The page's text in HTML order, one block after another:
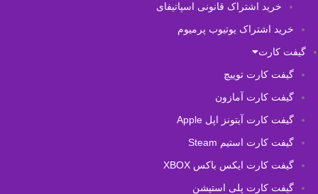
خرید اشتراک قانونی اسپاتیفای
خرید اشتراک یوتیوب پرمیوم
گیفت کارت
گیفت کارت توییچ
گیفت کارت آمازون
گیفت کارت آیتونز اپل Apple
گیفت کارت استیم Steam
گیفت کارت ایکس باکس XBOX
گیفت کارت پلی استیشن